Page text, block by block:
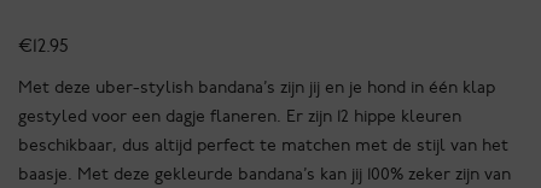
€12.95
Met deze uber-stylish bandana’s zijn jij en je hond in één klap
gestyled voor een dagje flaneren. Er zijn 12 hippe kleuren
beschikbaar, dus altijd perfect te matchen met de stijl van het
baasje. Met deze gekleurde bandana’s kan jij 100% zeker zijn van